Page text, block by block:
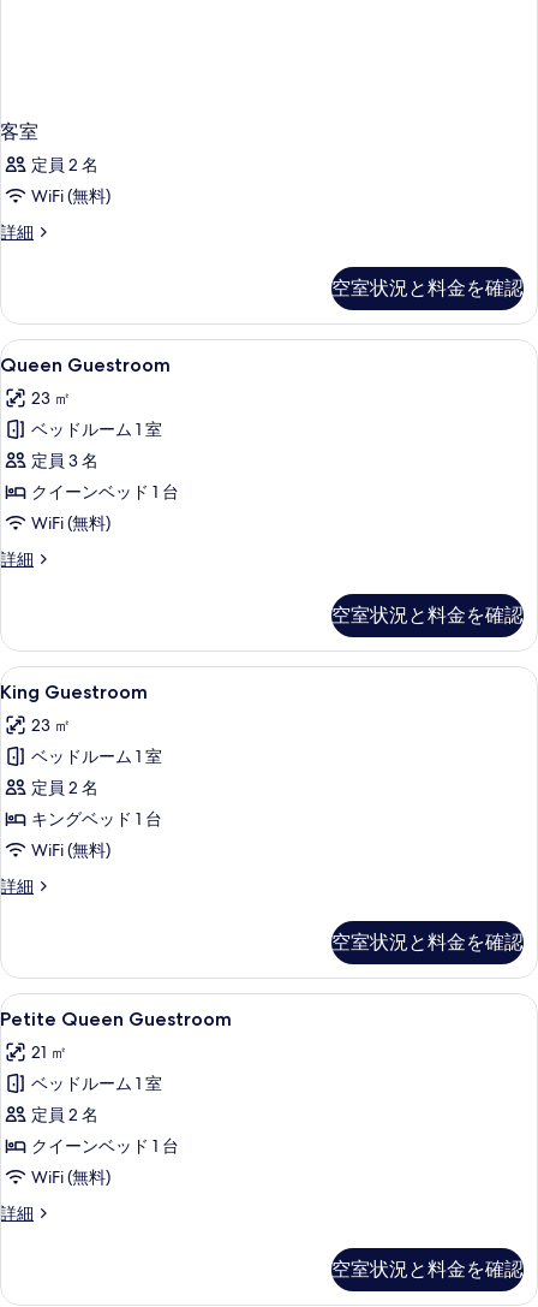
客室
定員 2 名
WiFi (無料)
詳細
客
細
空室状況と料金を確認
Queen
Guestroom
の
す
べ
て
の
写
表
示
す
る
Queen Guestroom | セーフティボッ
50
Queen Guestroom
23 ㎡
ベッドルーム 1 室
定員 3 名
クイーンベッド 1 台
WiFi (無料)
詳細
Queen
細
空室状況と料金を確認
King
Guestroom
の
す
べ
て
の
写
表
示
す
る
セーフティボックス (室内)、デスク
16
King Guestroom
23 ㎡
ベッドルーム 1 室
定員 2 名
キングベッド 1 台
WiFi (無料)
詳細
King
細
空室状況と料金を確認
Petite
Queen
Guestroom
の
す
べ
て
の
セーフティボックス (室内)、デスク
20
Petite Queen Guestroom
21 ㎡
ベッドルーム 1 室
定員 2 名
クイーンベッド 1 台
WiFi (無料)
詳細
Petite
詳
空室状況と料金を確認